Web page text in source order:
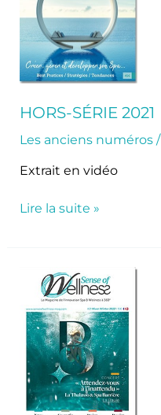
HORS-SÉRIE 2021
Les anciens numéros/
Extrait en vidéo
Lire la suite »
SoW
Mag
21